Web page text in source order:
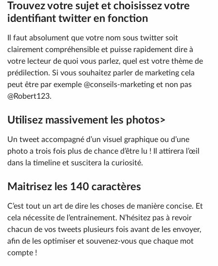
Trouvez votre sujet et choisissez votre
identifiant twitter en fonction
Il faut absolument que votre nom sous twitter soit
clairement compréhensible et puisse rapidement dire à
votre lecteur de quoi vous parlez, quel est votre thème de
prédilection. Si vous souhaitez parler de marketing cela
peut être par exemple @conseils-marketing et non pas
@Robert123.
Utilisez massivement les photos>
Un tweet accompagné d’un visuel graphique ou d’une
photo a trois fois plus de chance d’être lu ! Il attirera l’œil
dans la timeline et suscitera la curiosité.
Maitrisez les 140 caractères
C’est tout un art de dire les choses de manière concise. Et
cela nécessite de l’entrainement. N’hésitez pas à revoir
chacun de vos tweets plusieurs fois avant de les envoyer,
afin de les optimiser et souvenez-vous que chaque mot
compte !